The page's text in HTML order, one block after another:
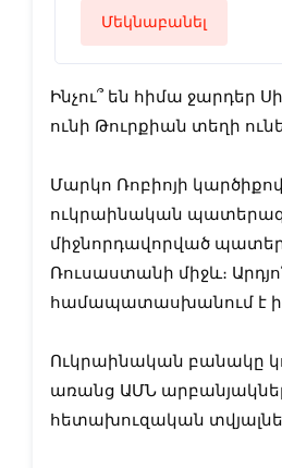
Մեկնաբանել
Ինչու՞ են հիմա ջարդեր
ունի Թուրքիան տեղի
Մարկո Ռոբիոյի
ուկրաինական
միջնորդավորված
Ռուսաստանի միջև։
համապատասխանում է
Ուկրաինական բանակը
առանց ԱՄՆ
հետախուզական